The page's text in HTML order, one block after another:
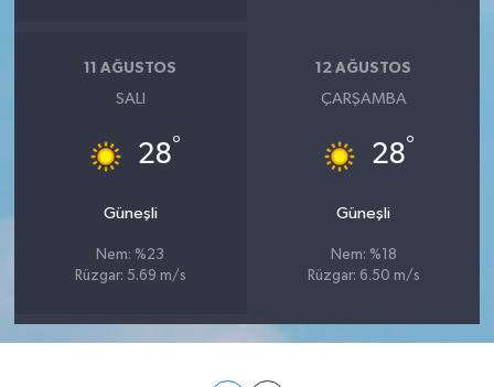
11 AĞUSTOS
SALI
28°
Güneşli
Nem: %23
Rüzgar: 5.69 m/s
12 AĞUSTOS
ÇARŞAMBA
28°
Güneşli
Nem: %18
Rüzgar: 6.50 m/s